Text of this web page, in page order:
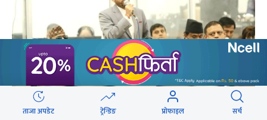
ताजा अपडेट ट्रेन्डिङ प्रोफाइल सर्च